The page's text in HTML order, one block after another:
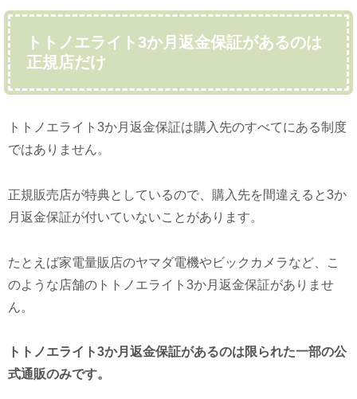
トトノエライト3か月返金保証があるのは
正規店だけ
トトノエライト3か月返金保証は購入先のすべてにある制度
ではありません。
正規販売店が特典としているので、購入先を間違えると3か
月返金保証が付いていないことがあります。
たとえば家電量販店のヤマダ電機やビックカメラなど、こ
のような店舗のトトノエライト3か月返金保証がありませ
ん。
トトノエライト3か月返金保証があるのは限られた一部の公
式通販のみです。